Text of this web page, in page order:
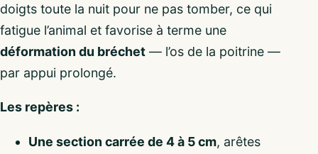
doigts toute la nuit pour ne pas tomber, ce qui
fatigue l’animal et favorise à terme une
déformation du bréchet — l’os de la poitrine —
par appui prolongé.
Les repères :
Une section carrée de 4 à 5 cm, arêtes